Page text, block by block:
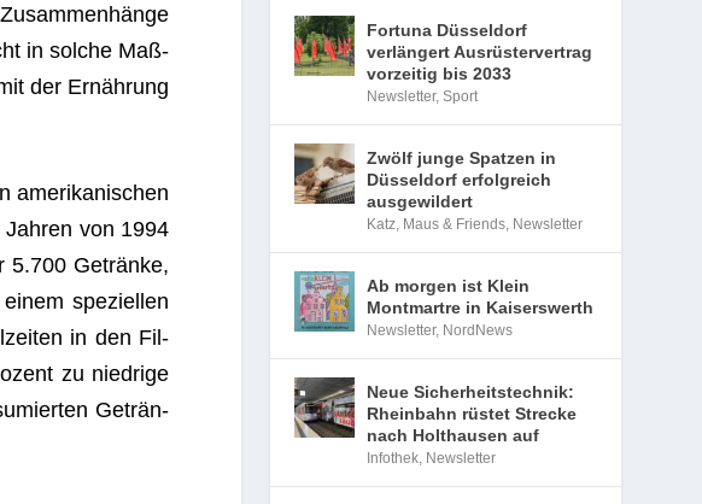
in sol­che Maß­
der Ernäh­rung
ame­ri­ka­ni­schen
von 1994
5.700 Getränke,
spe­zi­el­len
in den Fil­
zu nied­rige
Geträn­
Fortuna Düsseldorf
verlängert Ausrüstervertrag
vorzeitig bis 2033
Newsletter,Sport
Zwölf junge Spatzen in
Düsseldorf erfolgreich
ausgewildert
Katz, Maus & Friends, Newsletter
Ab morgen ist Klein
Montmartre in Kaiserswerth
Newsletter, NordNews
Neue Sicherheitstechnik:
Rheinbahn rüstet Strecke
nach Holthausen auf
Infothek, Newsletter